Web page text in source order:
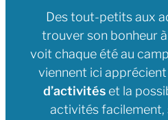
Des tout-petits aux
trouver son bonheur
voit chaque été au
viennent ici
d’activités et la
activités facilement,